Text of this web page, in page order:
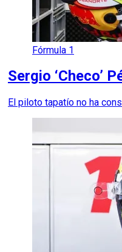
Fórmula 1
Sergio ‘Checo’
El piloto tapatío no ha